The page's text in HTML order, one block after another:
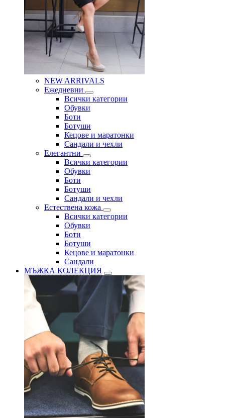
NEW ARRIVALS
Ежедневни
Всички категории
Обувки
Боти
Ботуши
Кецове и маратонки
Сандали и чехли
Елегантни
Всички категории
Обувки
Боти
Ботуши
Сандали и чехли
Естествена кожа
Всички категории
Обувки
Боти
Ботуши
Кецове и маратонки
Сандали
МЪЖКА КОЛЕКЦИЯ